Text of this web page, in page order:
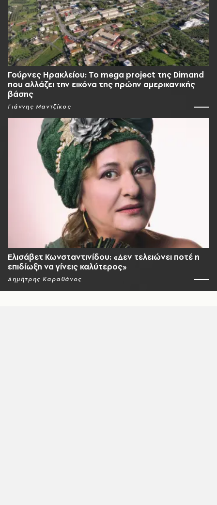
Γούρνες Ηρακλείου: To mega project της Dimand
που αλλάζει την εικόνα της πρώην αμερικανικής
βάσης
Γιάννης Μαντζίκος
Ελισάβετ Κωνσταντινίδου: «Δεν τελειώνει ποτέ η
επιδίωξη να γίνεις καλύτερος»
Δημήτρης Καραθάνος